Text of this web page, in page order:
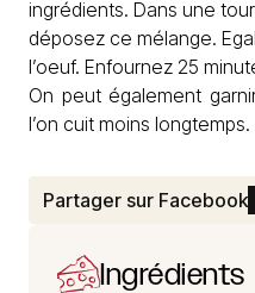
ingrédients. Dans une
déposez ce mélange.
l’oeuf. Enfournez 25
On peut également
l’on cuit moins longtemps.
Partager sur Facebook
Ingrédients